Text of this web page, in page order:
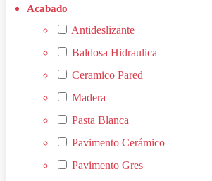
Antideslizante
Baldosa Hidraulica
Ceramico Pared
Madera
Pasta Blanca
Pavimento Cerámico
Pavimento Gres